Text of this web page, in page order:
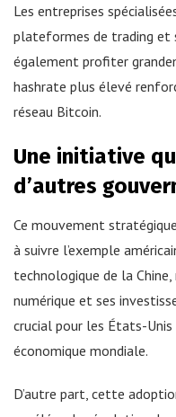
Les entreprises
plateformes de trading et
également profiter
hashrate plus élevé
réseau Bitcoin.
Une initiative
d’autres
Ce mouvement
à suivre l’exemple
technologique de la
numérique et ses
crucial pour les États-
économique mondiale.
D’autre part, cette